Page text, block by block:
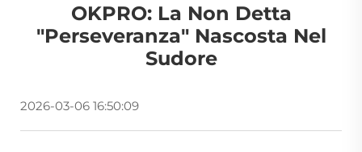
OKPRO: La Non Detta
"perseveranza" Nascosta Nel
Sudore
2026-03-06 16:50:09